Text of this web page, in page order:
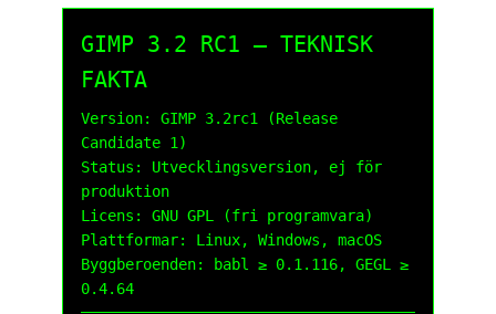
GIMP 3.2 RC1 – TEKNISK
FAKTA
Version:
GIMP 3.2rc1 (Release
Candidate 1)
Status:
Utvecklingsversion, ej för
produktion
Licens:
GNU GPL (fri programvara)
Plattformar:
Linux, Windows, macOS
Byggberoenden:
babl ≥ 0.1.116, GEGL ≥
0.4.64